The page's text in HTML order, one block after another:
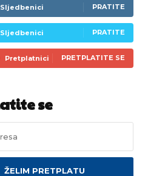
Sljedbenici PRATITE
Sljedbenici PRATITE
Pretplatnici PRETPLATITE SE
se
ŽELIM PRETPLATU